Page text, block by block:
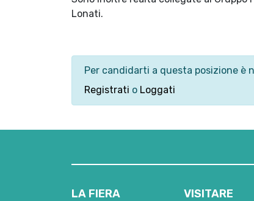
Lonati.
Per candidarti a questa posizione è
Registrati o Loggati
LA FIERA VISITARE